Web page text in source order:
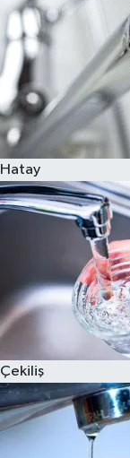
Hatay
Çekiliş